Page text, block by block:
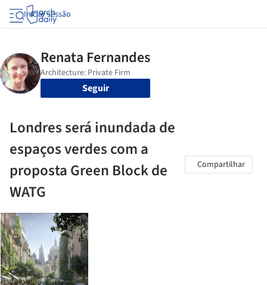
Iniciar sessão
Seguir
Londres será inundada de
espaços verdes com a
proposta Green Block de
WATG
Compartilhar